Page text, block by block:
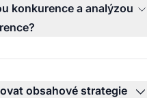
konkurence a analýzou
obsahové strategie